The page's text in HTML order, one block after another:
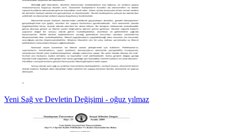
Yeni Sağ ve Devletin Değişimi - oğuz yılmaz